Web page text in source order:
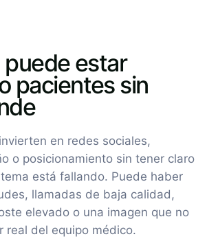
puede estar
pacientes sin
en redes sociales,
o posicionamiento sin tener claro
está fallando. Puede haber
llamadas de baja calidad,
elevado o una imagen que no
real del equipo médico.